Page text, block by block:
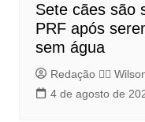
Sete cães são
PRF após
sem água
Redação 👨‍⚖️​
4 de agosto de